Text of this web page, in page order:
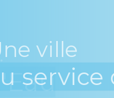
ville
service